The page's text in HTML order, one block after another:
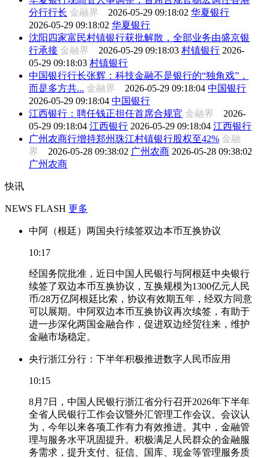
分行行长 金融界 2026-05-29 09:18:02 华夏银行
2026-05-29 09:18:02 华夏银行
沈阳四家富民村镇银行获批解散，全部业务由盛京银
行承接 金融界 2026-05-29 09:18:03 村镇银行 2026-
05-29 09:18:03 村镇银行
中国银行行长张辉：科技金融不是银行的“独角戏”，
而是多方共... 金融界 2026-05-29 09:18:04 中国银行
2026-05-29 09:18:04 中国银行
江西银行：聘任钱正担任首席合规官 金融界 2026-
05-29 09:18:04 江西银行 2026-05-29 09:18:04 江西银行
广州农商行增持郑州珠江村镇银行股权至42% 金融
界 2026-05-28 09:38:02 广州农商 2026-05-28 09:38:02
广州农商
快讯
NEWS FLASH 更多
中阿（根廷）两国央行续签双边本币互换协议
10:17
经国务院批准，近日中国人民银行与阿根廷中央银行
续签了双边本币互换协议，互换规模为1300亿元人民
币/28万亿阿根廷比索，协议有效期五年，经双方同意
可以展期。中阿双边本币互换协议再次续签，有助于
进一步深化两国金融合作，促进双边经贸往来，维护
金融市场稳定。
央行浙江分行：下半年积极推进数字人民币应用
10:15
8月7日，中国人民银行浙江省分行召开2026年下半年
全省人民银行工作会议暨外汇管理工作会议。会议认
为，今年以来各项工作有力有效推进。其中，金融管
理与服务水平巩固提升。积极满足人民群众的金融服
务需求，提升支付、征信、国库、现金等管理服务质